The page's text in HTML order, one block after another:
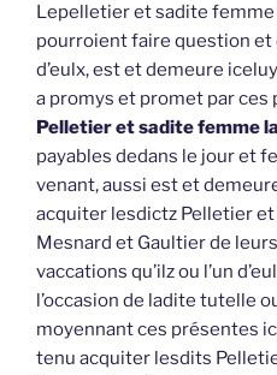
Lepelletier et sadite
pourroient faire question et
d’eulx, est et demeure
a promys et promet par ces
Pelletier et sadite femme
payables dedans le jour et
venant, aussi est et
acquiter lesdictz Pelletier
Mesnard et Gaultier de
vaccations qu’ilz ou l’un
l’occasion de ladite tutelle
moyennant ces présentes
tenu acquiter lesdits